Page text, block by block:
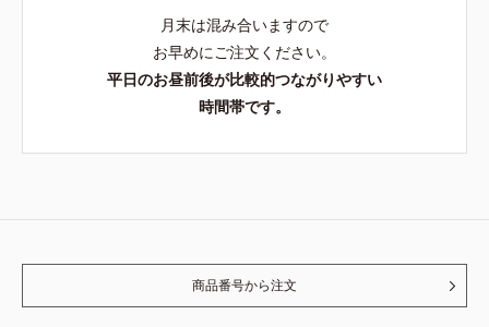
月末は混み合いますので
お早めにご注文ください。
平日のお昼前後が比較的つながりやすい
時間帯です。
商品番号から注文